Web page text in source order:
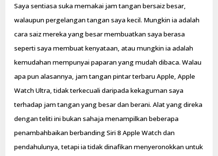
Saya sentiasa suka memakai jam tangan bersaiz besar,
walaupun pergelangan tangan saya kecil. Mungkin ia adalah
cara saiz mereka yang besar membuatkan saya berasa
seperti saya membuat kenyataan, atau mungkin ia adalah
kemudahan mempunyai paparan yang mudah dibaca. Walau
apa pun alasannya, jam tangan pintar terbaru Apple, Apple
Watch Ultra, tidak terkecuali daripada kekaguman saya
terhadap jam tangan yang besar dan berani. Alat yang direka
dengan teliti ini bukan sahaja menampilkan beberapa
penambahbaikan berbanding Siri 8 Apple Watch dan
pendahulunya, tetapi ia tidak dinafikan menyeronokkan untuk